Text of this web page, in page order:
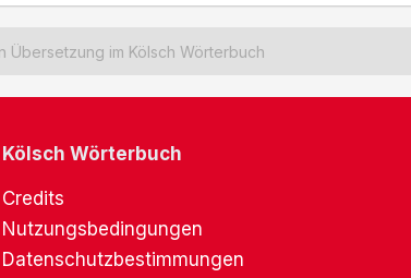
Übersetzung im Kölsch Wörterbuch
Kölsch Wörterbuch
Credits
Nutzungsbedingungen
Datenschutzbestimmungen